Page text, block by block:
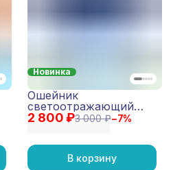
Новинка
2 800 ₽3 000 ₽−7%
Ошейник
светоотражающий
Reflective Темно-синий
В корзину